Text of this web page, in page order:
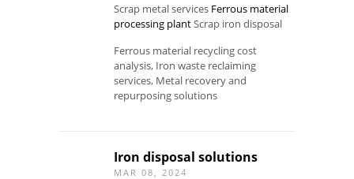
Scrap metal services Ferrous material
processing plantScrap iron disposal
Ferrous material recycling cost
analysis, Iron waste reclaiming
services, Metal recovery and
repurposing solutions
Iron disposal solutions
MAR 08, 2024